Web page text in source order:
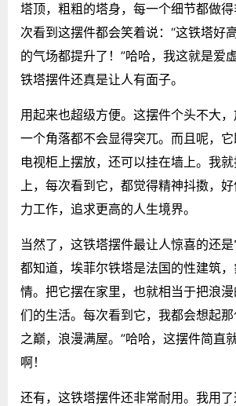
塔顶，粗粗的塔身，每一个细节都做
次看到这摆件都会笑着说：“这铁塔好
的气场都提升了！”哈哈，我这就是爱
铁塔摆件还真是让人有面子。
用起来也超级方便。这摆件个头不大
一个角落都不会显得突兀。而且呢，它
电视柜上摆放，还可以挂在墙上。我
上，每次看到它，都觉得精神抖擞，
力工作，追求更高的人生境界。
当然了，这铁塔摆件最让人惊喜的还
都知道，埃菲尔铁塔是法国的性建筑
情。把它摆在家里，也就相当于把浪
们的生活。每次看到它，我都会想起
之巅，浪漫满屋。”哈哈，这摆件简直
啊！
还有，这铁塔摆件还非常耐用。我用